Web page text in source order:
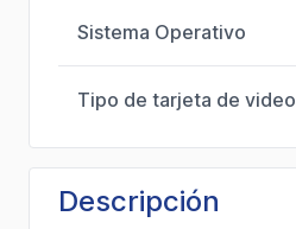
Sistema Operativo
Tipo de tarjeta de video
Descripción